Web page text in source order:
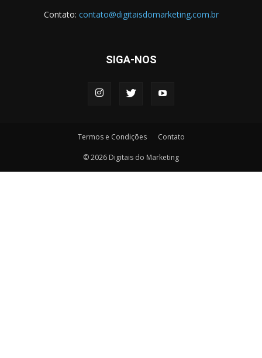
Contato: contato@digitaisdomarketing.com.br
SIGA-NOS
Termos e Condições Contato
© 2026 Digitais do Marketing